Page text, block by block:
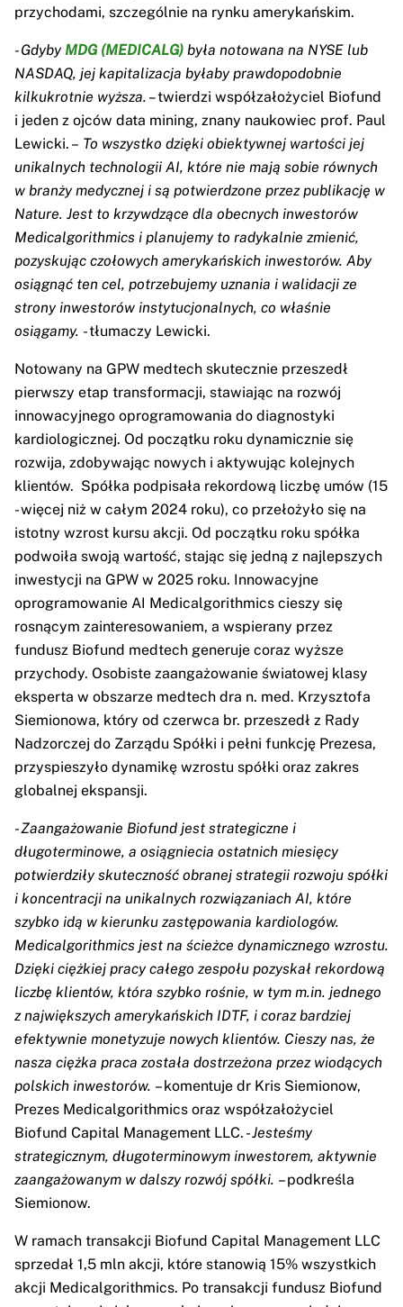
przychodami, szczególnie na rynku amerykańskim.
- Gdyby MDG (MEDICALG) była notowana na NYSE lub
NASDAQ, jej kapitalizacja byłaby prawdopodobnie
kilkukrotnie wyższa. –twierdzi współzałożyciel Biofund
i jeden z ojców data mining, znany naukowiec prof. Paul
Lewicki. – To wszystko dzięki obiektywnej wartości jej
unikalnych technologii AI, które nie mają sobie równych
w branży medycznej i są potwierdzone przez publikację w
Nature. Jest to krzywdzące dla obecnych inwestorów
Medicalgorithmics i planujemy to radykalnie zmienić,
pozyskując czołowych amerykańskich inwestorów. Aby
osiągnąć ten cel, potrzebujemy uznania i walidacji ze
strony inwestorów instytucjonalnych, co właśnie
osiągamy. - tłumaczy Lewicki.
Notowany na GPW medtech skutecznie przeszedł
pierwszy etap transformacji, stawiając na rozwój
innowacyjnego oprogramowania do diagnostyki
kardiologicznej. Od początku roku dynamicznie się
rozwija, zdobywając nowych i aktywując kolejnych
klientów. Spółka podpisała rekordową liczbę umów (15
- więcej niż w całym 2024 roku), co przełożyło się na
istotny wzrost kursu akcji. Od początku roku spółka
podwoiła swoją wartość, stając się jedną z najlepszych
inwestycji na GPW w 2025 roku. Innowacyjne
oprogramowanie AI Medicalgorithmics cieszy się
rosnącym zainteresowaniem, a wspierany przez
fundusz Biofund medtech generuje coraz wyższe
przychody. Osobiste zaangażowanie światowej klasy
eksperta w obszarze medtech dra n. med. Krzysztofa
Siemionowa, który od czerwca br. przeszedł z Rady
Nadzorczej do Zarządu Spółki i pełni funkcję Prezesa,
przyspieszyło dynamikę wzrostu spółki oraz zakres
globalnej ekspansji.
-Zaangażowanie Biofund jest strategiczne i
długoterminowe, a osiągniecia ostatnich miesięcy
potwierdziły skuteczność obranej strategii rozwoju spółki
i koncentracji na unikalnych rozwiązaniach AI, które
szybko idą w kierunku zastępowania kardiologów.
Medicalgorithmics jest na ścieżce dynamicznego wzrostu.
Dzięki ciężkiej pracy całego zespołu pozyskał rekordową
liczbę klientów, która szybko rośnie, w tym m.in. jednego
z największych amerykańskich IDTF, i coraz bardziej
efektywnie monetyzuje nowych klientów. Cieszy nas, że
nasza ciężka praca została dostrzeżona przez wiodących
polskich inwestorów. – komentuje dr Kris Siemionow,
Prezes Medicalgorithmics oraz współzałożyciel
Biofund Capital Management LLC. -Jesteśmy
strategicznym, długoterminowym inwestorem, aktywnie
zaangażowanym w dalszy rozwój spółki. – podkreśla
Siemionow.
W ramach transakcji Biofund Capital Management LLC
sprzedał 1,5 mln akcji, które stanowią 15% wszystkich
akcji Medicalgorithmics. Po transakcji fundusz Biofund